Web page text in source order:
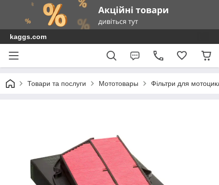
kaggs.com
Товари та послуги Мототовары Фільтри для